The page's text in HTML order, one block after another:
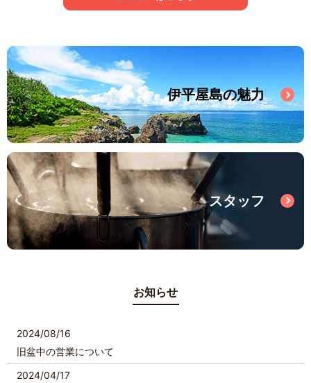
伊平屋島の魅力
スタッフ
お知らせ
2024/08/16
旧盆中の営業について
2024/04/17